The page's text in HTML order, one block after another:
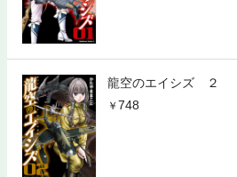
龍空のエイシズ ２
748